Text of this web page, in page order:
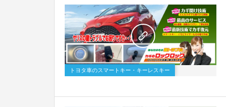
トヨタ車のスマートキー・キーレスキー